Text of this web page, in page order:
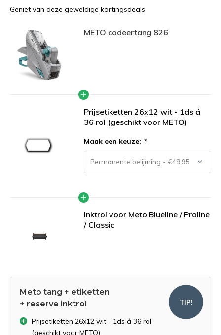
Geniet van deze geweldige kortingsdeals
METO codeertang 826
Prijsetiketten 26x12 wit - 1ds á
36 rol (geschikt voor METO)
Maak een keuze: *
Inktrol voor Meto Blueline / Proline
/ Classic
Meto tang + etiketten
+ reserve inktrol
Prijsetiketten 26x12 wit - 1ds á 36 rol
(geschikt voor METO)
TIP!